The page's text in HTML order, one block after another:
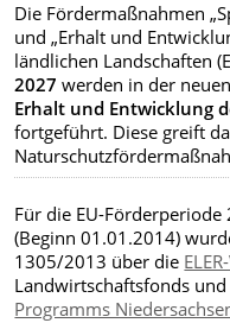
Die Fördermaßnahmen
und „Erhalt und
ländlichen Landschaften
2027 werden in der
Erhalt und Entwicklung
fortgeführt. Diese greift
Für die EU-
(Beginn 01.01.2014)
1305/2013 über die
Landwirtschaftsfonds
Programms